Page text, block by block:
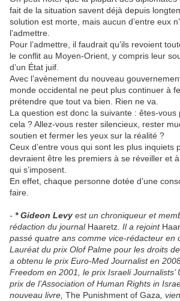
fait de la situation savent déjà depuis
solution est morte, mais aucun d’entre eux
l’admettre.
Pour l’admettre, il faudrait qu’ils revoient
le conflit au Moyen-Orient, y compris leur
d’un État juif.
Avec l’avènement du nouveau
monde occidental ne peut plus continuer à
prétendre que tout va bien. Rien ne va.
La question est donc la suivante : êtes-vous
cela ? Allez-vous rester silencieux, rester
soutien et fermer les yeux sur la réalité ?
Ceux d’entre vous qui sont les plus inquiets
devraient être les premiers à se réveiller et
qui s’imposent.
En effet, chaque personne dotée d’une
faire.
- * Gideon Levy est un chroniqueur et
rédaction du journal Haaretz. Il a rejoint
passé quatre ans comme vice-rédacteur en
Lauréat du prix Olof Palme pour les droits
a obtenu le prix Euro-Med Journalist en
Freedom en 2001, le prix Israeli Journalists’
prix de l’Association of Human Rights in
nouveau livre, The Punishment of Gaza,